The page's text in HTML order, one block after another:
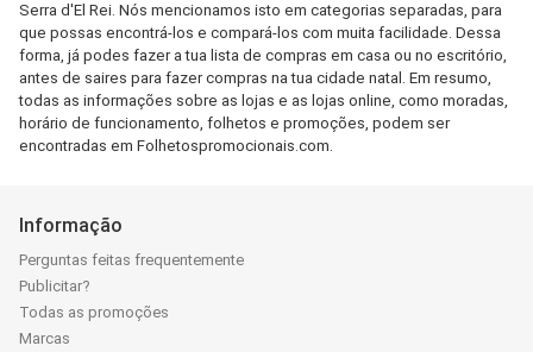
Serra d'El Rei. Nós mencionamos isto em categorias separadas, para
que possas encontrá-los e compará-los com muita facilidade. Dessa
forma, já podes fazer a tua lista de compras em casa ou no escritório,
antes de saires para fazer compras na tua cidade natal. Em resumo,
todas as informações sobre as lojas e as lojas online, como moradas,
horário de funcionamento, folhetos e promoções, podem ser
encontradas em Folhetospromocionais.com.
Informação
Perguntas feitas frequentemente
Publicitar?
Todas as promoções
Marcas